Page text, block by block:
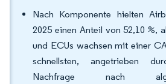
Nach Komponente hielten
2025 einen Anteil von 52,10 %,
und ECUs wachsen mit einer
schnellsten, angetrieben
Nachfrage nach